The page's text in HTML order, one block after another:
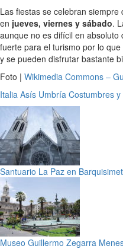
Las fiestas se celebran
en jueves, viernes y sábado.
aunque no es difícil en absoluto
fuerte para el turismo por lo
y se pueden disfrutar bastante
Foto | Wikimedia Commons –
Italia Asís Umbría Costumbres
Santuario La Paz en
Museo Guillermo Zegarra